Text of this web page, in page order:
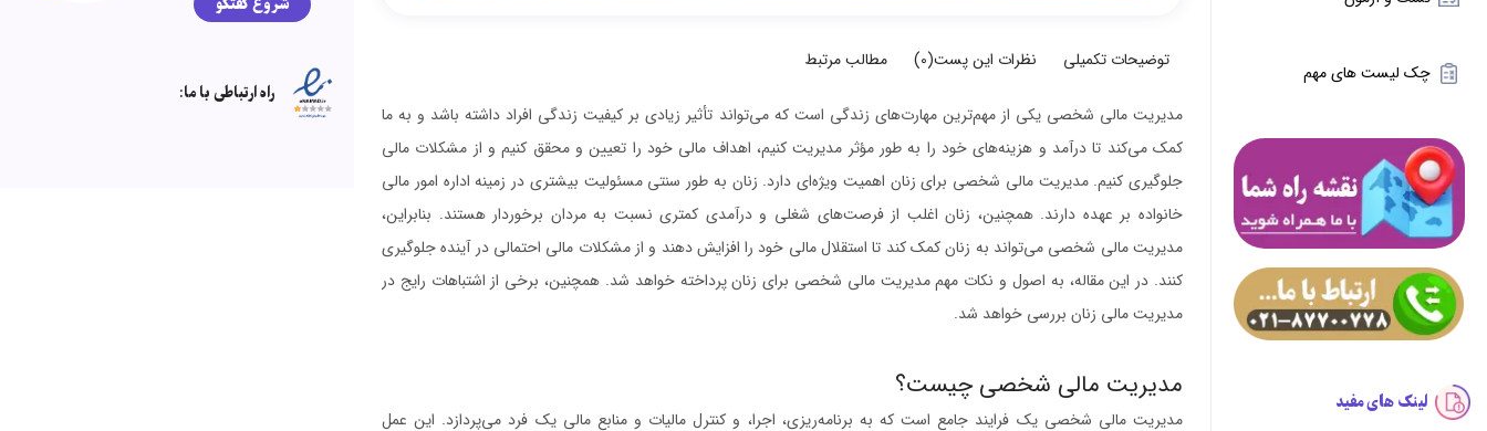
چک لیست های مهم
لینک های مفید
توضیحات تکمیلی نظرات این پست(0
) مطالب مرتبط
مدیریت مالی شخصی یکی از مهم‌ترین مهارت‌های زندگی است که می‌تواند تأثیر زیادی بر کیفیت زندگی افراد داشته باشد و به ما
کمک می‌کند تا درآمد و هزینه‌های خود را به طور مؤثر مدیریت کنیم، اهداف مالی خود را تعیین و محقق کنیم و از مشکلات مالی
جلوگیری کنیم. مدیریت مالی شخصی برای زنان اهمیت ویژه‌ای دارد. زنان به طور سنتی مسئولیت بیشتری در زمینه اداره امور مالی
خانواده بر عهده دارند. همچنین، زنان اغلب از فرصت‌های شغلی و درآمدی کمتری نسبت به مردان برخوردار هستند. بنابراین،
مدیریت مالی شخصی می‌تواند به زنان کمک کند تا استقلال مالی خود را افزایش دهند و از مشکلات مالی احتمالی در آینده جلوگیری
کنند. در این مقاله، به اصول و نکات مهم مدیریت مالی شخصی برای زنان پرداخته خواهد شد. همچنین، برخی از اشتباهات رایج در
مدیریت مالی زنان بررسی خواهد شد.
مدیریت مالی شخصی چیست؟
مدیریت مالی شخصی یک فرایند جامع است که به برنامه‌ریزی، اجرا، و کنترل مالیات و منابع مالی یک فرد می‌پردازد. این عمل
راه ارتباطی با ما: